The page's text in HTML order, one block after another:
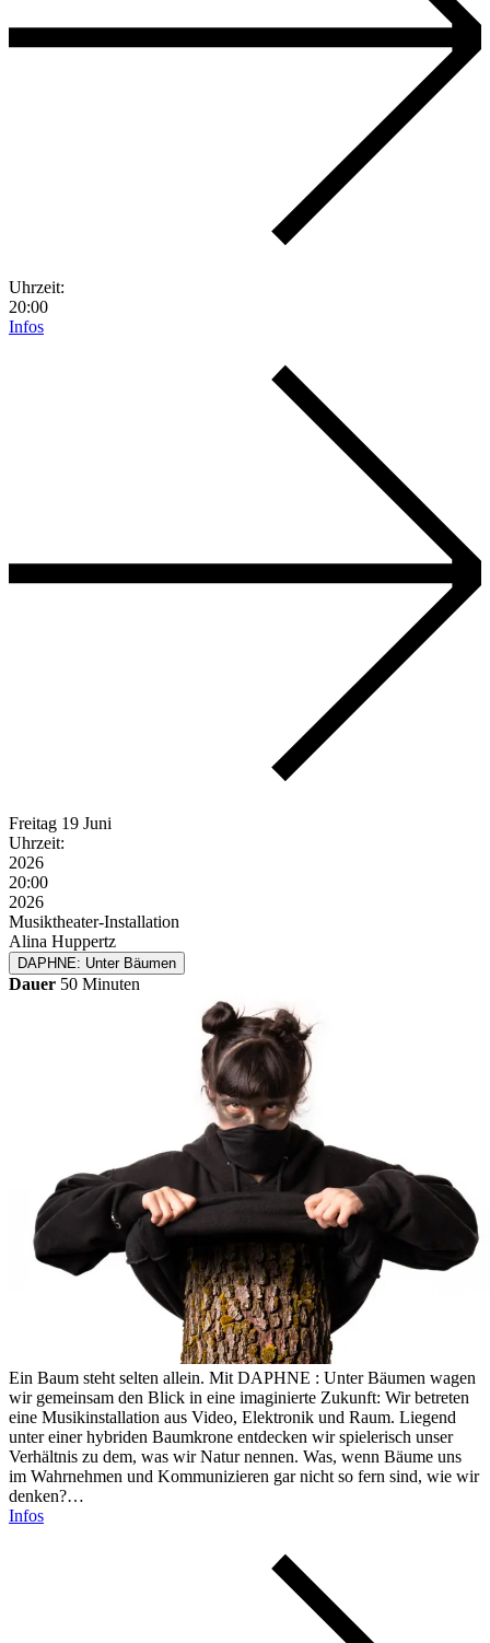
Uhrzeit:
20:00
Infos
Freitag 19 Juni
Uhrzeit:
2026
20:00
2026
Musiktheater-Installation
Alina Huppertz
DAPHNE: Unter Bäumen
Dauer 50 Minuten
Ein Baum steht selten allein. Mit DAPHNE : Unter Bäumen wagen
wir gemeinsam den Blick in eine imaginierte Zukunft: Wir betreten
eine Musikinstallation aus Video, Elektronik und Raum. Liegend
unter einer hybriden Baumkrone entdecken wir spielerisch unser
Verhältnis zu dem, was wir Natur nennen. Was, wenn Bäume uns
im Wahrnehmen und Kommunizieren gar nicht so fern sind, wie wir
denken?…
Infos